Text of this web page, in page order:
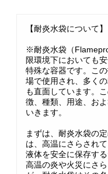
【耐炎水袋について】
※耐炎水袋（
限環境下においても
特殊な容器です。こ
場で使用され、多く
も直面しています。
徴、種類、用途、お
いきます。
まずは、耐炎水袋の
は、高温にさらされ
液体を安全に保存す
高温の炎や火災にさ